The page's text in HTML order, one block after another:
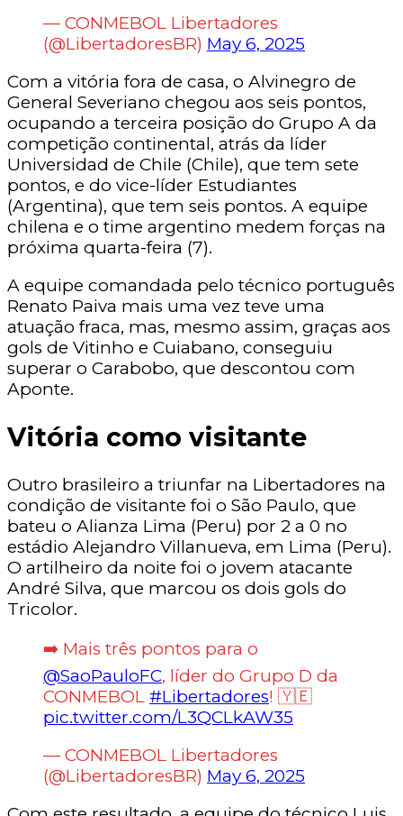
— CONMEBOL Libertadores
(@LibertadoresBR) May 6, 2025
Com a vitória fora de casa, o Alvinegro de
General Severiano chegou aos seis pontos,
ocupando a terceira posição do Grupo A da
competição continental, atrás da líder
Universidad de Chile (Chile), que tem sete
pontos, e do vice-líder Estudiantes
(Argentina), que tem seis pontos. A equipe
chilena e o time argentino medem forças na
próxima quarta-feira (7).
A equipe comandada pelo técnico português
Renato Paiva mais uma vez teve uma
atuação fraca, mas, mesmo assim, graças aos
gols de Vitinho e Cuiabano, conseguiu
superar o Carabobo, que descontou com
Aponte.
Vitória como visitante
Outro brasileiro a triunfar na Libertadores na
condição de visitante foi o São Paulo, que
bateu o Alianza Lima (Peru) por 2 a 0 no
estádio Alejandro Villanueva, em Lima (Peru).
O artilheiro da noite foi o jovem atacante
André Silva, que marcou os dois gols do
Tricolor.
➡️ Mais três pontos para o
@SaoPauloFC, líder do Grupo D da
CONMEBOL #Libertadores! 🇾🇪
pic.twitter.com/L3QCLkAW35
— CONMEBOL Libertadores
(@LibertadoresBR) May 6, 2025